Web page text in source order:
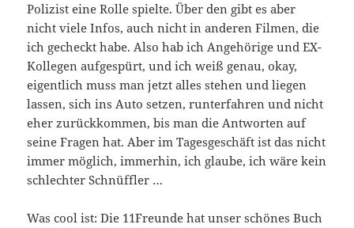
Polizist eine Rolle spielte. Über den gibt es aber
nicht viele Infos, auch nicht in anderen Filmen, die
ich gecheckt habe. Also hab ich Angehörige und EX-
Kollegen aufgespürt, und ich weiß genau, okay,
eigentlich muss man jetzt alles stehen und liegen
lassen, sich ins Auto setzen, runterfahren und nicht
eher zurückkommen, bis man die Antworten auf
seine Fragen hat. Aber im Tagesgeschäft ist das nicht
immer möglich, immerhin, ich glaube, ich wäre kein
schlechter Schnüffler …
Was cool ist: Die 11Freunde hat unser schönes Buch